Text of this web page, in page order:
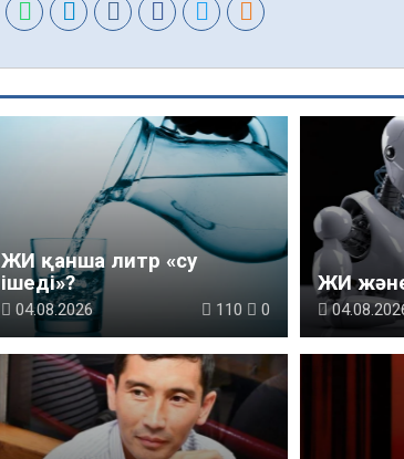
ЖИ қанша литр «су
ішеді»?
04.08.2026 110 0
ЖИ